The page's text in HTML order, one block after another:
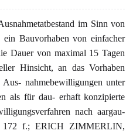
im Sinn von
Bauvorhaben von einfacher
Dauer von maximal 15 Tagen
Hinsicht, an das Vorhaben
nahmebewilligungen unter
als für dau- erhaft konzipierte
nach aargau-
f.; ERICH ZIMMERLIN,